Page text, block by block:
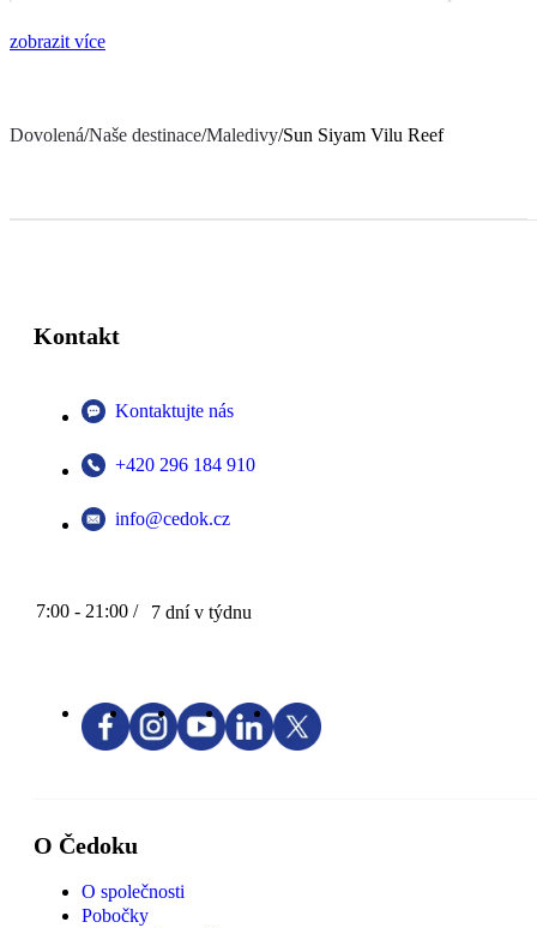
zobrazit více
Dovolená/Naše destinace/Maledivy/Sun Siyam Vilu Reef
Kontakt
Kontaktujte nás
+420 296 184 910
info@cedok.cz
7:00 - 21:00 / 7 dní v týdnu
O Čedoku
O společnosti
Pobočky